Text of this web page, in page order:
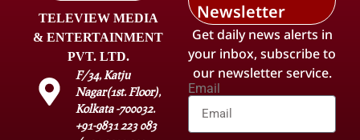
TELEVIEW MEDIA
& ENTERTAINMENT
PVT. LTD.
F/34, Katju
Nagar(1st. Floor),
Kolkata -700032.
+91-9831 223 083
Newsletter
Get daily news alerts in
your inbox, subscribe to
our newsletter service.
Email